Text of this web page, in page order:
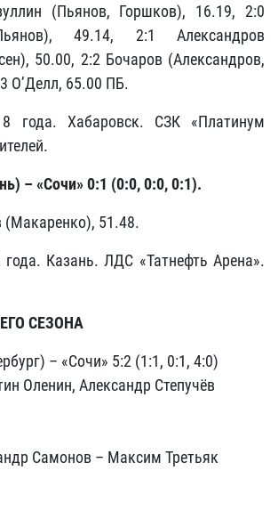
(Пьянов, Горшков), 16.19, 2:0
49.14, 2:1 Александров
50.00, 2:2 Бочаров (Александров,
О’Делл, 65.00 ПБ.
года. Хабаровск. СЗК «Платинум
– «Сочи» 0:1 (0:0, 0:0, 0:1).
(Макаренко), 51.48.
Казань. ЛДС «Татнефть Арена».
СЕЗОНА
– «Сочи» 5:2 (1:1, 0:1, 4:0)
Оленин, Александр Степучёв
Самонов – Максим Третьяк